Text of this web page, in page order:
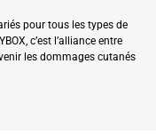
pour tous les types de
c’est l’alliance entre
les dommages cutanés